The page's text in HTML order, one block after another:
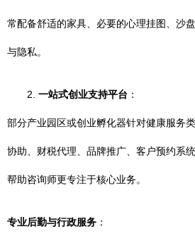
常配备舒适的家具、必要的心理挂图、沙
与隐私。
2. 一站式创业支持平台 ：
部分产业园区或创业孵化器针对健康服务
协助、财税代理、品牌推广、客户预约系
帮助咨询师更专注于核心业务。
专业后勤与行政服务 ：